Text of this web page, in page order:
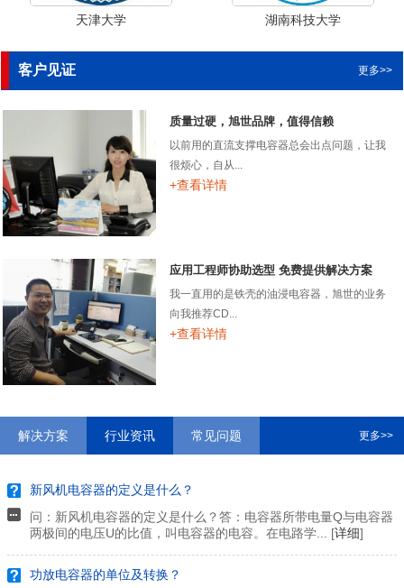
天津大学 湖南科技大学
客户见证 更多>>
质量过硬，旭世品牌，值得信赖
以前用的直流支撑电容器总会出点问题，让我
很烦心，自从...
+查看详情
应用工程师协助选型 免费提供解决方案
我一直用的是铁壳的油浸电容器，旭世的业务
向我推荐CD...
+查看详情
解决方案 行业资讯 常见问题 更多>>
新风机电容器的定义是什么？
问：新风机电容器的定义是什么？答：电容器所带电量Q与电容器
两极间的电压U的比值，叫电容器的电容。在电路学... [详细]
功放电容器的单位及转换？